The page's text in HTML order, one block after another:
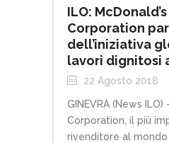
ILO: McDonald’s
Corporation
dell’iniziativa
lavori dignitosi
22 Agosto 2018
GINEVRA (News
Corporation, il più
rivenditore al